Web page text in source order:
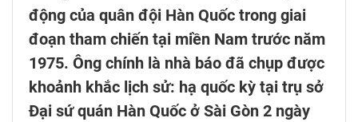
động của quân đội Hàn Quốc trong giai
đoạn tham chiến tại miền Nam trước năm
1975. Ông chính là nhà báo đã chụp được
khoảnh khắc lịch sử: hạ quốc kỳ tại trụ sở
Đại sứ quán Hàn Quốc ở Sài Gòn 2 ngày